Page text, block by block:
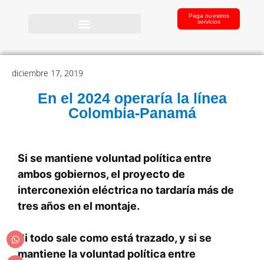
Paga nuestros
servicios
diciembre 17, 2019
En el 2024 operaría la línea
Colombia-Panamá
Si se mantiene voluntad política entre
ambos gobiernos, el proyecto de
interconexión eléctrica no tardaría más de
tres años en el montaje.
Si todo sale como está trazado, y si se
mantiene la voluntad política entre